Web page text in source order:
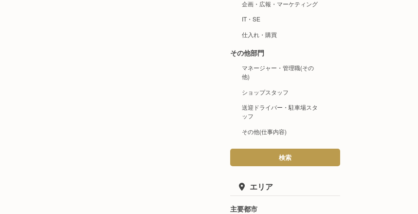
企画・広報・マーケティング
IT・SE
仕入れ・購買
その他部門
マネージャー・管理職(その
他)
ショップスタッフ
送迎ドライバー・駐車場スタ
ッフ
その他(仕事内容)
検索
エリア
主要都市